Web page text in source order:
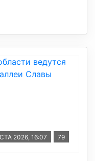
2026, 16:07 79